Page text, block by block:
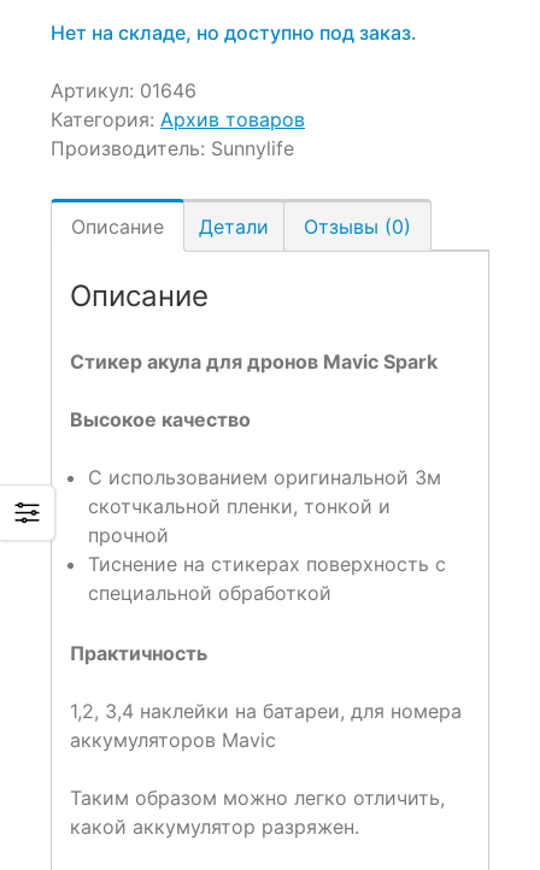
Нет на складе, но доступно под заказ.
Артикул: 01646
Категория: Архив товаров
Производитель: Sunnylife
Описание Детали Отзывы (0)
Описание
Стикер акула для дронов Mavic Spark
Высокое качество
С использованием оригинальной 3м
скотчкальной пленки, тонкой и
прочной
Тиснение на стикерах поверхность с
специальной обработкой
Практичность
1,2, 3,4 наклейки на батареи, для номера
аккумуляторов Mavic
Таким образом можно легко отличить,
какой аккумулятор разряжен.